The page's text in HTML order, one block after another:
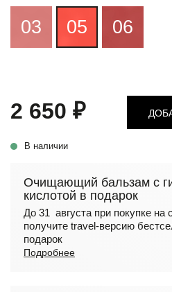
03 05 06
2 650 ₽
В наличии
Очищающий бальзам с
кислотой в подарок
До 31 августа при покупке
получите travel-версию
подарок
Подробнее